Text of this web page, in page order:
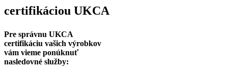
certifikáciou UKCA
Pre správnu UKCA
certifikáciu vašich výrobkov
vám vieme ponúknuť
nasledovné služby: